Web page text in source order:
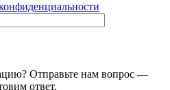
Отправьте нам вопрос —
ответ.